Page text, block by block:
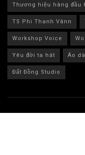
Thương hiệu hàng đầu
TS Phi Thanh Vânn
Workshop Voice
Yêu đời ta hát
Áo
Đất Đồng Studio